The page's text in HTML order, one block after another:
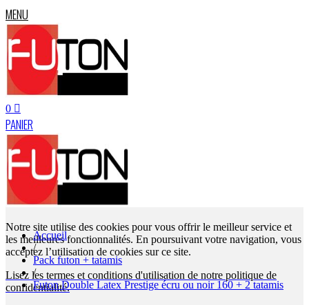
MENU
0
PANIER
Notre site utilise des cookies pour vous offrir le meilleur service et
les meilleures fonctionnalités. En poursuivant votre navigation, vous
acceptez l’utilisation de cookies sur ce site.
Lisez les termes et conditions d'utilisation de notre politique de
confidentialité.
Accueil
/
Pack futon + tatamis
/
Futon Double Latex Prestige écru ou noir 160 + 2 tatamis